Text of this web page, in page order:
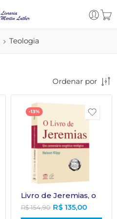
Teologia
Ordenar por
-13%
Livro de Jeremias, o
R$154,90 R$ 135,00